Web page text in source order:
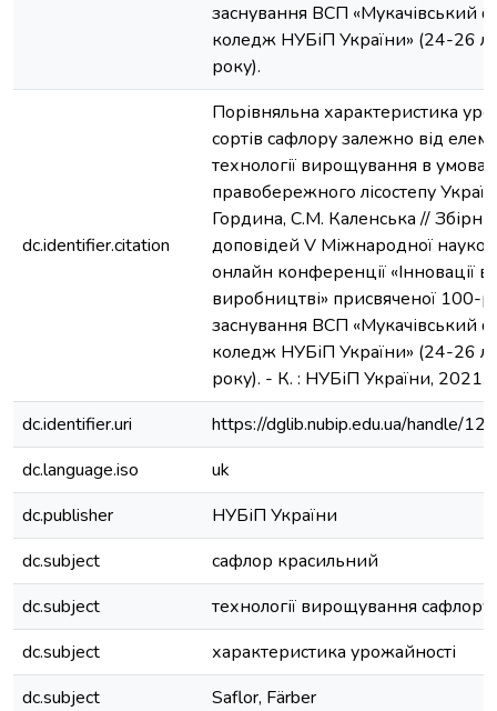
заснування ВСП «Мукачівський
коледж НУБіП України» (24-26
року).
dc.identifier.citation
Порівняльна характеристика
сортів сафлору залежно від
технології вирощування в умовах
правобережного лісостепу
Гордина, С.М. Каленська //
доповідей V Міжнародної
онлайн конференції «Інновації в
виробництві» присвяченої 100-
заснування ВСП «Мукачівський
коледж НУБіП України» (24-26
року). - К. : НУБіП України, 2021.
dc.identifier.uri
https://dglib.nubip.edu.ua/handle/
dc.language.iso
uk
dc.publisher
НУБіП України
dc.subject
сафлор красильний
dc.subject
технології вирощування сафлору
dc.subject
характеристика урожайності
dc.subject
Saflor, Färber